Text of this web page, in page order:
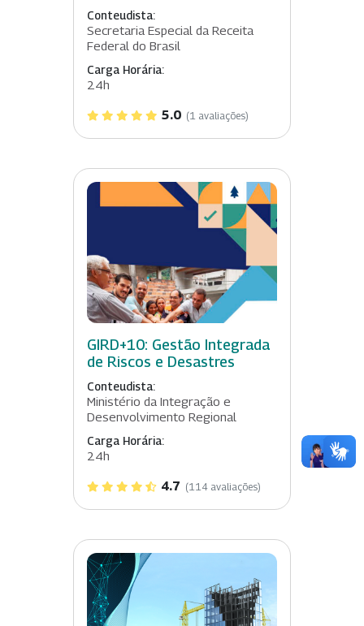
Conteudista:
Secretaria Especial da Receita
Federal do Brasil
Carga Horária:
24h
5.0 (1 avaliações)
GIRD+10: Gestão Integrada
de Riscos e Desastres
Conteudista:
Ministério da Integração e
Desenvolvimento Regional
Carga Horária:
24h
4.7 (114 avaliações)